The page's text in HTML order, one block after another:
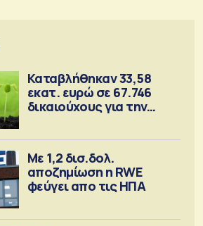
Καταβλήθηκαν 33,58
εκατ. ευρώ σε 67.746
δικαιούχους για την
Με 1,2 δισ.δολ.
αποζημίωση η RWE
φεύγει απο τις ΗΠΑ